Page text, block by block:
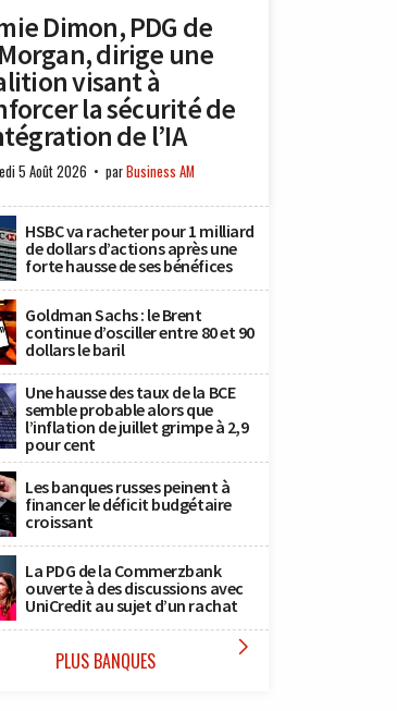
Dimon, PDG de
dirige une
visant à
la sécurité de
de l’IA
5 Août 2026 parBusiness AM
HSBC va racheter pour 1 milliard
de dollars d’actions après une
forte hausse de ses bénéfices
Goldman Sachs : le Brent
continue d’osciller entre 80 et 90
dollars le baril
Une hausse des taux de la BCE
semble probable alors que
l’inflation de juillet grimpe à 2,9
pour cent
Les banques russes peinent à
financer le déficit budgétaire
croissant
La PDG de la Commerzbank
ouverte à des discussions avec
UniCredit au sujet d’un rachat
PLUS BANQUES 